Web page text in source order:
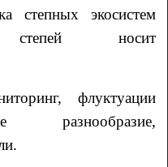
степных экосистем
степей носит
флуктуации
разнообразие,